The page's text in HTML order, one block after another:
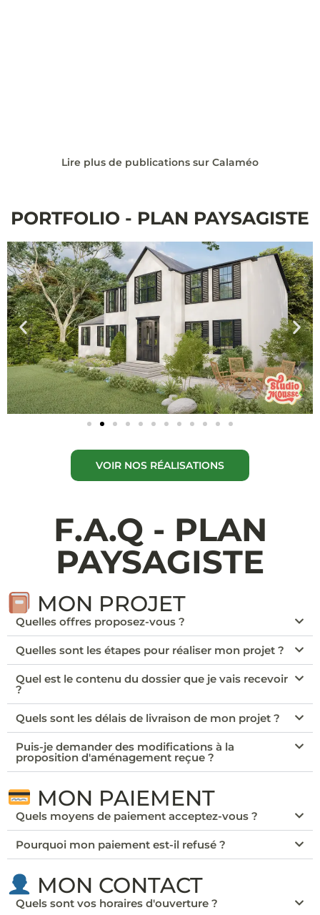
Lire plus de publications sur Calaméo
PORTFOLIO - PLAN PAYSAGISTE
VOIR NOS RÉALISATIONS
F.A.Q - PLAN
PAYSAGISTE
MON PROJET
Quelles offres proposez-vous ?
Quelles sont les étapes pour réaliser mon projet ?
Quel est le contenu du dossier que je vais recevoir
?
Quels sont les délais de livraison de mon projet ?
Puis-je demander des modifications à la
proposition d'aménagement reçue ?
MON PAIEMENT
Quels moyens de paiement acceptez-vous ?
Pourquoi mon paiement est-il refusé ?
MON CONTACT
Quels sont vos horaires d'ouverture ?